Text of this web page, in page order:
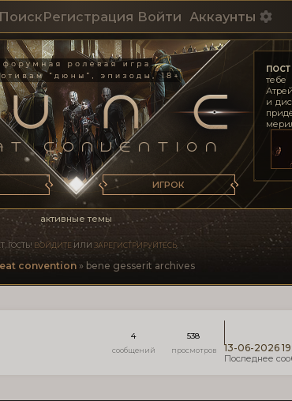
и
—
—
ИГРОК
ПоискРегистрация Войти Аккаунты
активные темы
ГОСТЬ! ВОЙДИТЕ ИЛИ ЗАРЕГИСТРИРУЙТЕСЬ.
convention » bene gesserit archives
4 538
13-06-2026